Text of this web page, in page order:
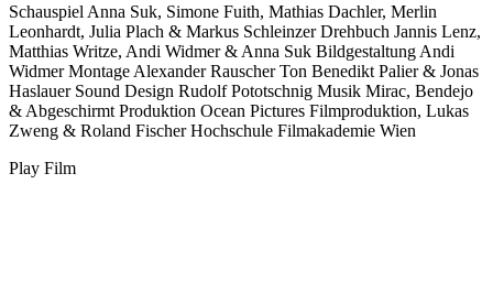
Schauspiel Anna Suk, Simone Fuith, Mathias Dachler, Merlin
Leonhardt, Julia Plach & Markus Schleinzer Drehbuch Jannis Lenz,
Matthias Writze, Andi Widmer & Anna Suk Bildgestaltung Andi
Widmer Montage Alexander Rauscher Ton Benedikt Palier & Jonas
Haslauer Sound Design Rudolf Pototschnig Musik Mirac, Bendejo
& Abgeschirmt Produktion Ocean Pictures Filmproduktion, Lukas
Zweng & Roland Fischer Hochschule Filmakademie Wien
Play Film